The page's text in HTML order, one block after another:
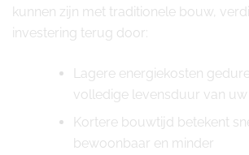
kunnen zijn met traditionele bouw,
investering terug door:
Lagere energiekosten
volledige levensduur van
Kortere bouwtijd betekent
bewoonbaar en minder